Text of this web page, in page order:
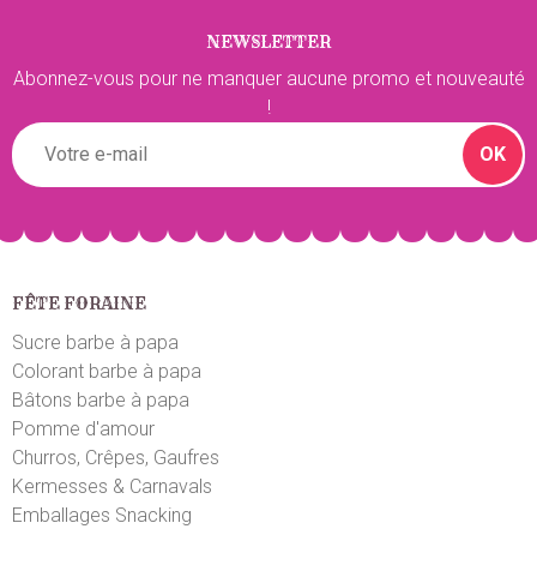
NEWSLETTER
Abonnez-vous pour ne manquer aucune promo et nouveauté
!
OK
FÊTE FORAINE
Sucre barbe à papa
Colorant barbe à papa
Bâtons barbe à papa
Pomme d'amour
Churros, Crêpes, Gaufres
Kermesses & Carnavals
Emballages Snacking